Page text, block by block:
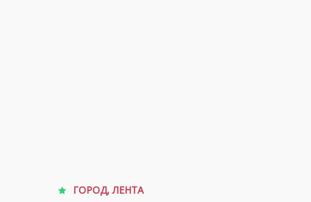
ГОРОД,ЛЕНТА